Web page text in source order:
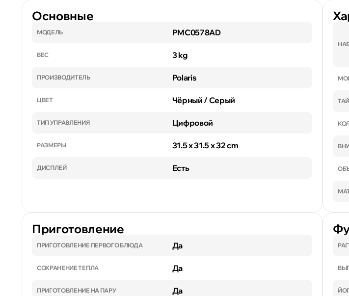
Основные
МОДЕЛЬ PMC0578AD
ВЕС 3 kg
ПРОИЗВОДИТЕЛЬ Polaris
ЦВЕТ Чёрный / Серый
ТИП УПРАВЛЕНИЯ Цифровой
РАЗМЕРЫ 31.5 x 31.5 x 32 cm
ДИСПЛЕЙ Есть
Приготовление
ПРИГОТОВЛЕНИЕ ПЕРВОГО БЛЮДА Да
СОХРАНЕНИЕ ТЕПЛА Да
ПРИГОТОВЛЕНИЕ НА ПАРУ Да